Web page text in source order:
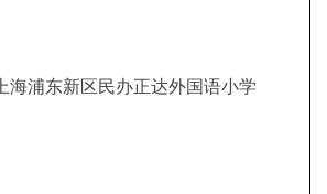
上海浦东新区民办正达外国语小学